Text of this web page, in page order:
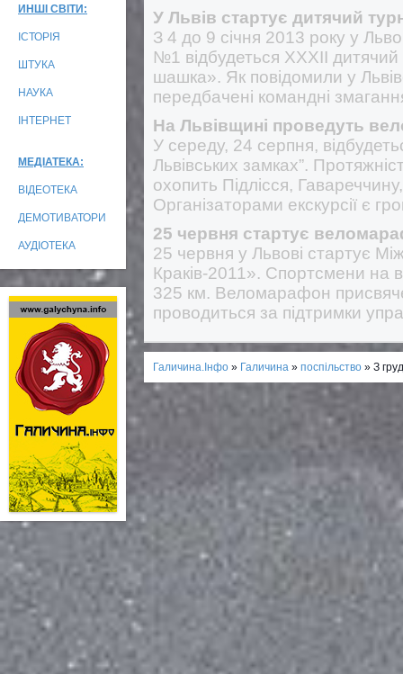
ИНШІ СВІТИ:
ІСТОРІЯ
ШТУКА
НАУКА
ІНТЕРНЕТ
МЕДІАТЕКА:
ВІДЕОТЕКА
ДЕМОТИВАТОРИ
АУДІОТЕКА
У Львів стартує дитячий
З 4 до 9 січня 2013 року у
№1 відбудеться ХХХІІ
шашка». Як повідомили у
передбачені командні
На Львівщині проведуть
У середу, 24 серпня,
Львівських замках”.
охопить Підлісся,
Організаторами екскурсії є
25 червня стартує
25 червня у Львові стартує
Краків-2011». Спортсмени на
325 км. Веломарафон
проводиться за підтримки
Галичина.Інфо » Галичина » поспільство » З